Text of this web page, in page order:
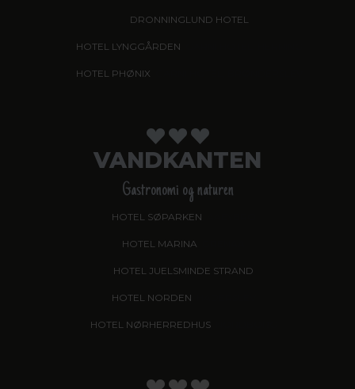
DRONNINGLUND HOTEL
HOTEL LYNGGÅRDEN
HOTEL PHØNIX
VANDKANTEN
Gastronomi og naturen
HOTEL SØPARKEN
HOTEL MARINA
HOTEL JUELSMINDE STRAND
HOTEL NORDEN
HOTEL NØRHERREDHUS, NORDBORG